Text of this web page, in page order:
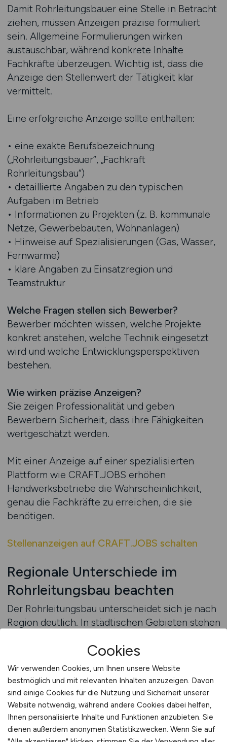
Damit Rohrleitungsbauer eine Stelle in Betracht
ziehen, müssen Anzeigen präzise formuliert
sein. Allgemeine Formulierungen wirken
austauschbar, während konkrete Inhalte
Fachkräfte überzeugen. Wichtig ist, dass die
Anzeige den Stellenwert der Tätigkeit klar
vermittelt.
Eine erfolgreiche Anzeige sollte enthalten:
• eine exakte Berufsbezeichnung
(„Rohrleitungsbauer“, „Fachkraft
Rohrleitungsbau“)
• detaillierte Angaben zu den typischen
Aufgaben im Betrieb
• Informationen zu Projekten (z. B. kommunale
Netze, Gewerbebauten, Wohnanlagen)
• Hinweise auf Spezialisierungen (Gas, Wasser,
Fernwärme)
• klare Angaben zu Einsatzregion und
Teamstruktur
Welche Fragen stellen sich Bewerber?
Bewerber möchten wissen, welche Projekte
konkret anstehen, welche Technik eingesetzt
wird und welche Entwicklungsperspektiven
bestehen.
Wie wirken präzise Anzeigen?
Sie zeigen Professionalität und geben
Bewerbern Sicherheit, dass ihre Fähigkeiten
wertgeschätzt werden.
Mit einer Anzeige auf einer spezialisierten
Plattform wie CRAFT.JOBS erhöhen
Handwerksbetriebe die Wahrscheinlichkeit,
genau die Fachkräfte zu erreichen, die sie
benötigen.
Stellenanzeigen auf CRAFT.JOBS schalten
Regionale Unterschiede im
Rohrleitungsbau beachten
Der Rohrleitungsbau unterscheidet sich je nach
Region deutlich. In städtischen Gebieten stehen
Vordergrund, während im ländlichen Raum oft
Bestandsleitungen erneuert oder erweitert
werden müssen. Auch klimatische Bedingungen
oder regionale Förderprogramme haben Einfluss
auf die Art der Projekte.
• Stadtregionen: Fokus auf komplexe
Cookies
Wir verwenden Cookies, um Ihnen unsere Website
bestmöglich und mit relevanten Inhalten anzuzeigen. Davon
sind einige Cookies für die Nutzung und Sicherheit unserer
Website notwendig, während andere Cookies dabei helfen,
Ihnen personalisierte Inhalte und Funktionen anzubieten. Sie
dienen außerdem anonymen Statistikzwecken. Wenn Sie auf